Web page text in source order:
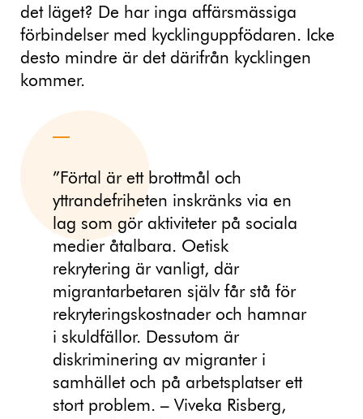
det läget? De har inga affärsmässiga
förbindelser med kycklinguppfödaren. Icke
desto mindre är det därifrån kycklingen
kommer.
”Förtal är ett brottmål och
yttrandefriheten inskränks via en
lag som gör aktiviteter på sociala
medier åtalbara. Oetisk
rekrytering är vanligt, där
migrantarbetaren själv får stå för
rekryteringskostnader och hamnar
i skuldfällor. Dessutom är
diskriminering av migranter i
samhället och på arbetsplatser ett
stort problem. – Viveka Risberg,